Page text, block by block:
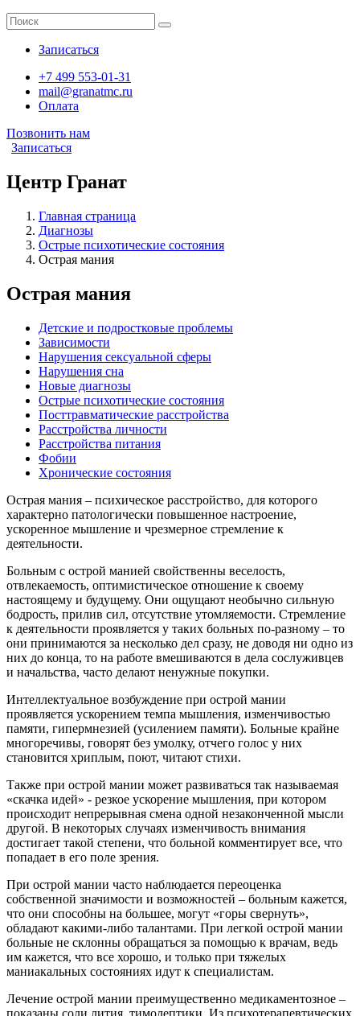
Записаться
+7 499 553-01-31
mail@granatmc.ru
Оплата
Позвонить нам
Записаться
Центр Гранат
Главная страница
Диагнозы
Острые психотические состояния
Острая мания
Острая мания
Детские и подростковые проблемы
Зависимости
Нарушения сексуальной сферы
Нарушения сна
Новые диагнозы
Острые психотические состояния
Посттравматические расстройства
Расстройства личности
Расстройства питания
Фобии
Хронические состояния
Острая мания – психическое расстройство, для которого
характерно патологически повышенное настроение,
ускоренное мышление и чрезмерное стремление к
деятельности.
Больным с острой манией свойственны веселость,
отвлекаемость, оптимистическое отношение к своему
настоящему и будущему. Они ощущают необычно сильную
бодрость, прилив сил, отсутствие утомляемости. Стремление
к деятельности проявляется у таких больных по-разному – то
они принимаются за несколько дел сразу, не доводя ни одно из
них до конца, то на работе вмешиваются в дела сослуживцев
и начальства, часто делают ненужные покупки.
Интеллектуальное возбуждение при острой мании
проявляется ускорением темпа мышления, изменчивостью
памяти, гипермнезией (усилением памяти). Больные крайне
многоречивы, говорят без умолку, отчего голос у них
становится хриплым, поют, читают стихи.
Также при острой мании может развиваться так называемая
«скачка идей» - резкое ускорение мышления, при котором
происходит непрерывная смена одной незаконченной мысли
другой. В некоторых случаях изменчивость внимания
достигает такой степени, что больной комментирует все, что
попадает в его поле зрения.
При острой мании часто наблюдается переоценка
собственной значимости и возможностей – больным кажется,
что они способны на большее, могут «горы свернуть»,
обладают какими-либо талантами. При легкой острой мании
больные не склонны обращаться за помощью к врачам, ведь
им кажется, что все хорошо, и только при тяжелых
маниакальных состояниях идут к специалистам.
Лечение острой мании преимущественно медикаментозное –
показаны соли лития, тимолептики. Из психотерапевтических